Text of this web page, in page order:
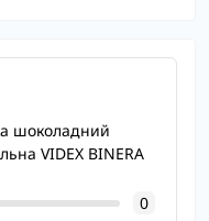
шоколадний
VIDEX BINERA
0